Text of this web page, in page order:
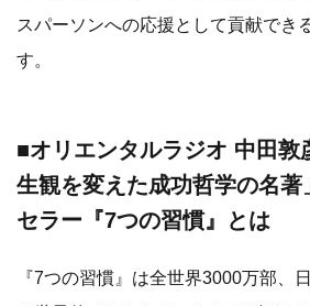
スパーソンへの応援として貢献でき
す。
■オリエンタルラジオ 中田敦
生観を変えた成功哲学の名著
セラー『7つの習慣』とは
『7つの習慣』は全世界3000万部、